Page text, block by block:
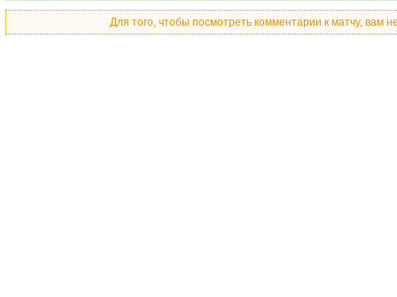
Для того, чтобы посмотреть комментарии к матчу, вам